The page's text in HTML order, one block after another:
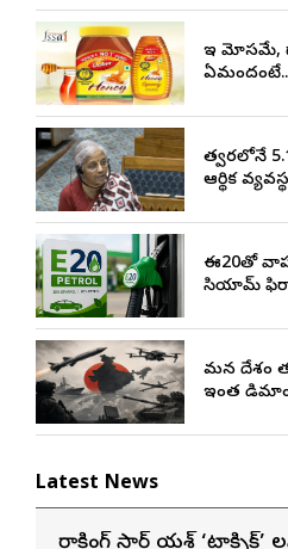
ఇది మోసమే,
త్వరలోనే
ఆర్థిక
ఈ20తో
సియామ్
మన దేశం
ఇంత
Latest News
రాకింగ్ స్టార్ యశ్ ‘టాక్సిక్’